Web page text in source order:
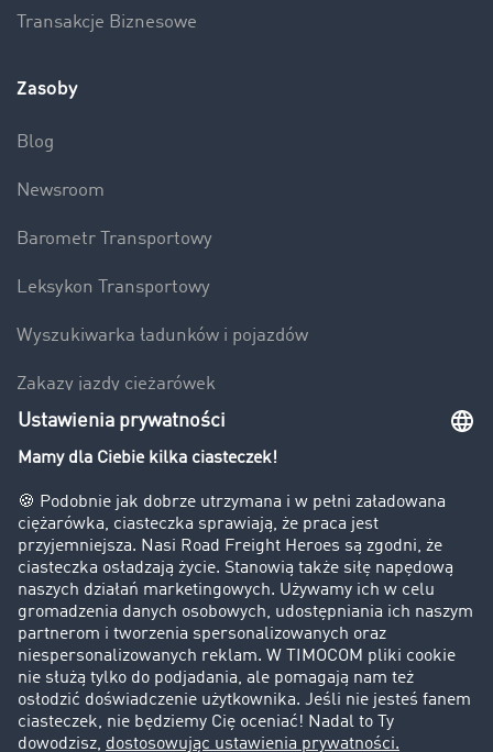
Transakcje Biznesowe
Zasoby
Blog
Newsroom
Barometr Transportowy
Leksykon Transportowy
Wyszukiwarka ładunków i pojazdów
Zakazy jazdy ciężarówek
Bezpieczeństwo
Firma
Historie sukcesu
Klienci pozyskują nowych klientów
Informacje prawne
Impressum